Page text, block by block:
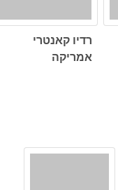
רדיו קאנטרי
אמריקה